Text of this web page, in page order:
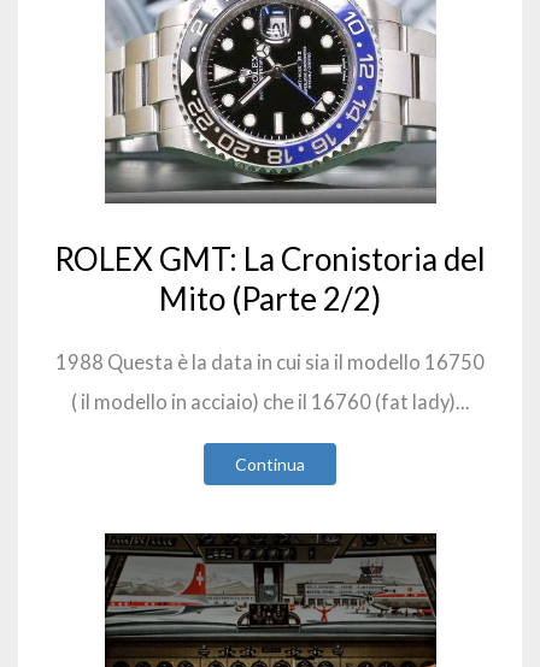
ROLEX GMT: La Cronistoria del
Mito (Parte 2/2)
1988 Questa è la data in cui sia il modello 16750
( il modello in acciaio) che il 16760 (fat lady)...
Continua